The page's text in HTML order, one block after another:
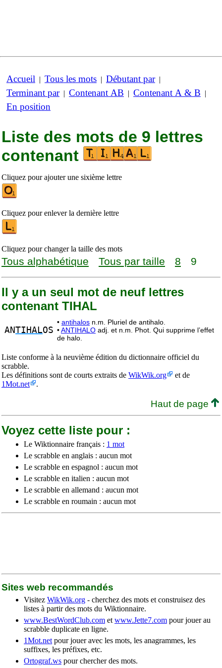
Accueil | Tous les mots | Débutant par|
Terminant par| Contenant AB | Contenant A & B |
En position
Liste des mots de 9 lettres
contenant
Cliquez pour ajouter une sixième lettre
Cliquez pour enlever la dernière lettre
Cliquez pour changer la taille des mots
Tous alphabétique Tous par taille 8 9
Il y a un seul mot de neuf lettres
contenant TIHAL
ANTIHALOS
• antihalos n.m. Pluriel de antihalo.
•ANTIHALO adj. et n.m. Phot. Qui supprime l’effet
de halo.
Liste conforme à la neuvième édition du dictionnaire officiel du
scrabble.
Les définitions sont de courts extraits de WikWik.org
et de
1Mot.net
.
Haut de page
Voyez cette liste pour :
Le Wiktionnaire français : 1 mot
Le scrabble en anglais : aucun mot
Le scrabble en espagnol : aucun mot
Le scrabble en italien : aucun mot
Le scrabble en allemand : aucun mot
Le scrabble en roumain : aucun mot
Sites web recommandés
Visitez WikWik.org - cherchez des mots et construisez des
listes à partir des mots du Wiktionnaire.
www.BestWordClub.com et www.Jette7.com pour jouer au
scrabble duplicate en ligne.
1Mot.net pour jouer avec les mots, les anagrammes, les
suffixes, les préfixes, etc.
Ortograf.ws pour chercher des mots.